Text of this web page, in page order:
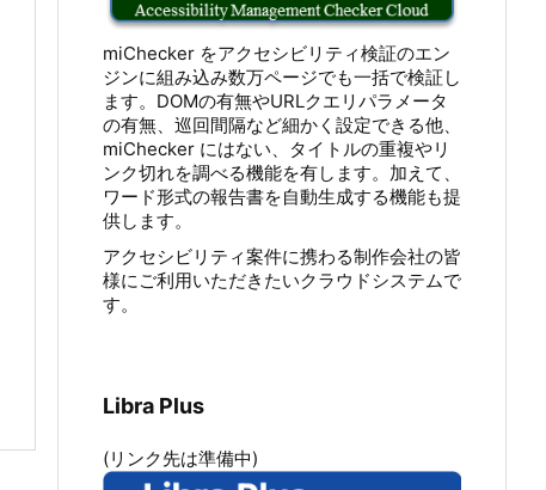
miChecker をアクセシビリティ検証のエン
ジンに組み込み数万ページでも一括で検証し
ます。DOMの有無やURLクエリパラメータ
の有無、巡回間隔など細かく設定できる他、
miChecker にはない、タイトルの重複やリ
ンク切れを調べる機能を有します。加えて、
ワード形式の報告書を自動生成する機能も提
供します。
アクセシビリティ案件に携わる制作会社の皆
様にご利用いただきたいクラウドシステムで
す。
Libra Plus
(リンク先は準備中)